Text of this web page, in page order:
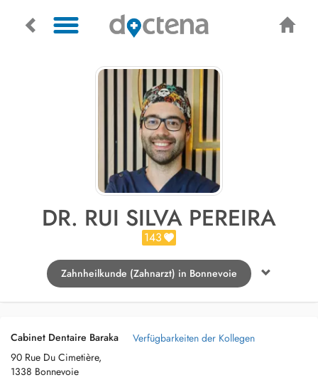
DR. RUI SILVA PEREIRA
143
Zahnheilkunde (Zahnarzt) in Bonnevoie
Cabinet Dentaire Baraka
90 Rue Du Cimetière,
1338 Bonnevoie
Verfügbarkeiten der Kollegen